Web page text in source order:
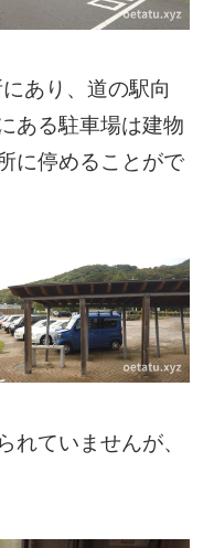
あり、道の駅向
ある駐車場は建物
に停めることがで
れていませんが、